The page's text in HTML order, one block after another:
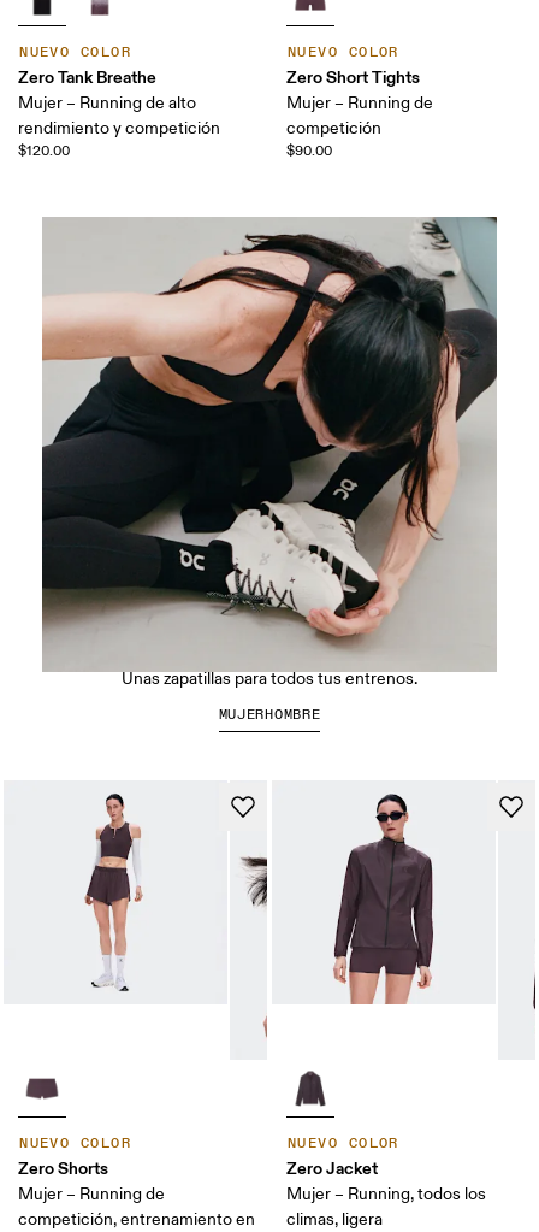
NUEVO COLOR
Zero Tank Breathe
Mujer – Running de alto
rendimiento y competición
$120.00
NUEVO COLOR
Zero Short Tights
Mujer – Running de
competición
$90.00
NUEVO COLOR
Zero Shorts
Mujer – Running de
competición, entrenamiento en
NUEVO COLOR
Zero Jacket
Mujer – Running, todos los
climas, ligera
Las Cloud X 5
Unas zapatillas para todos tus entrenos.
MUJERHOMBRE